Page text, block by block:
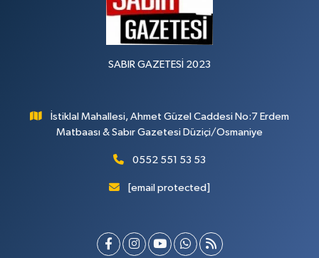
SABIR GAZETESİ 2023
İstiklal Mahallesi, Ahmet Güzel Caddesi No:7 Erdem
Matbaası & Sabır Gazetesi Düziçi/Osmaniye
0552 551 53 53
[email protected]